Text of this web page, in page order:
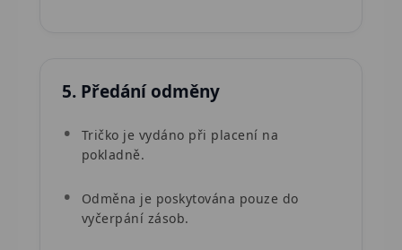
5. Předání odměny
Tričko je vydáno při placení na
pokladně.
Odměna je poskytována pouze do
vyčerpání zásob.